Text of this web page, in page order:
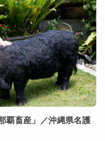
覇畜産」／沖縄県名護